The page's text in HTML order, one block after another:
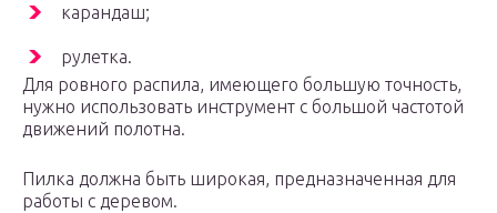
карандаш;
рулетка.
Для ровного распила, имеющего большую точность,
нужно использовать инструмент с большой частотой
движений полотна.
Пилка должна быть широкая, предназначенная для
работы с деревом.